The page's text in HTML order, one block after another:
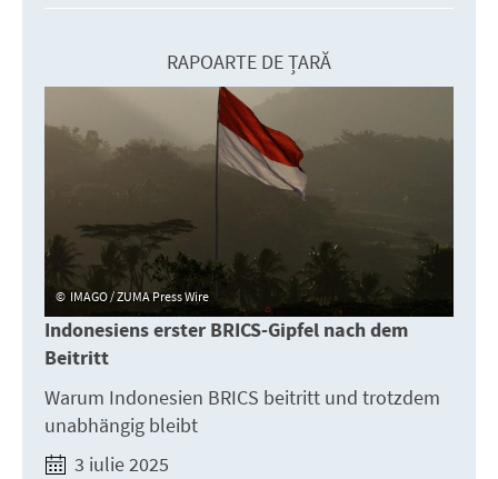
RAPOARTE DE ȚARĂ
IMAGO / ZUMA Press Wire
Indonesiens erster BRICS-Gipfel nach dem
Beitritt
Warum Indonesien BRICS beitritt und trotzdem
unabhängig bleibt
3 iulie 2025